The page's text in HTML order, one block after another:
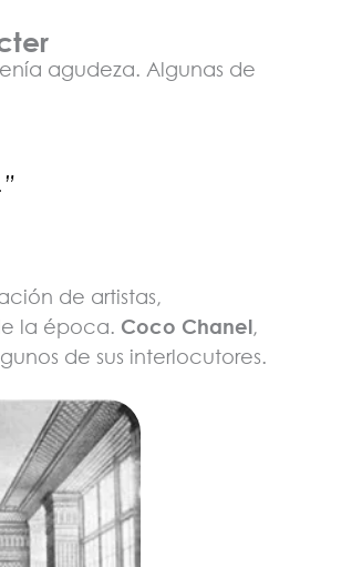
agudeza. Algunas de
de artistas,
la época. Coco Chanel,
de sus interlocutores.